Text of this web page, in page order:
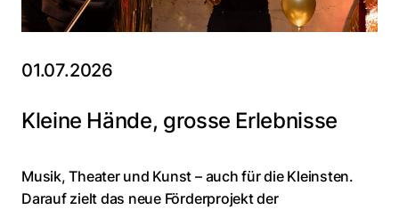
01.07.2026
Kleine Hände, grosse Erlebnisse
Musik, Theater und Kunst – auch für die Kleinsten.
Darauf zielt das neue Förderprojekt der